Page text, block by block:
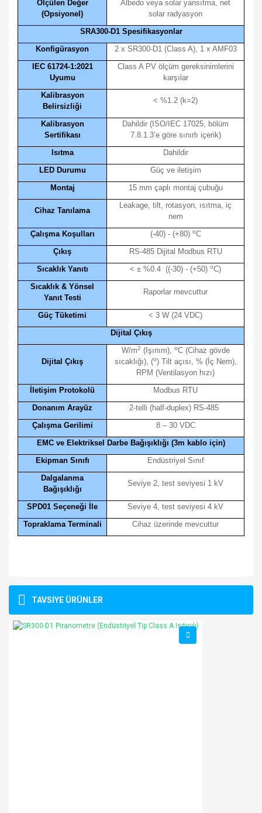
Ölçülen Değer
(Opsiyonel)
Albedo veya solar yansıtma, net
solar radyasyon
SRA300-D1 Spesifikasyonlar
Konfigürasyon
2 x SR300-D1 (Class A), 1 x AMF03
IEC 61724-1:2021
Uyumu
Class A PV ölçüm gereksinimlerini
karşılar
Kalibrasyon
Belirsizliği
< %1.2 (k=2)
Kalibrasyon
Sertifikası
Dahildir (ISO/IEC 17025, bölüm
7.8.1.3’e göre sınırlı içerik)
Isıtma
Dahildir
LED Durumu
Güç ve iletişim
Montaj
15 mm çaplı montaj çubuğu
Cihaz Tanılama
Leakage, tilt, rotasyon, ısıtma, iç
nem
Çalışma Koşulları
(-40) - (+80) oC
Çıkış
RS-485 Dijital Modbus RTU
Sıcaklık Yanıtı
< ± %0.4 ((-30) - (+50) oC)
Sıcaklık & Yönsel
Yanıt Testi
Raporlar mevcuttur
Güç Tüketimi
< 3 W (24 VDC)
Dijital Çıkış
Dijital Çıkış
W/m2 (Işınım), oC (Cihaz gövde
sıcaklığı), (o) Tilt açısı, % (İç Nem),
RPM (Ventilasyon hızı)
İletişim Protokolü
Modbus RTU
Donanım Arayüz
2-telli (half-duplex) RS-485
Çalışma Gerilimi
8 – 30 VDC
EMC ve Elektriksel Darbe Bağışıklığı (3m kablo için)
Ekipman Sınıfı
Endüstriyel Sınıf
Dalgalanma
Bağışıklığı
Seviye 2, test seviyesi 1 kV
SPD01 Seçeneği İle
Seviye 4, test seviyesi 4 kV
Topraklama Terminali
Cihaz üzerinde mevcuttur
Bu ürüne ilk yorumu siz yapın!
kullanarak tarafımıza iletebilirsiniz.
Görüş ve önerileriniz için teşekkür ederiz.
Ürün resmi kalitesiz, bozuk veya görüntülenemiyor.
TAVSİYE ÜRÜNLER